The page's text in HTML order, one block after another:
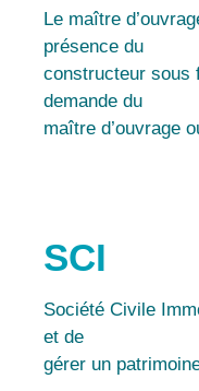
Le maître
présence du
constructeur sous
demande du
maître d’ouvrage
SCI
Société Civile
et de
gérer un